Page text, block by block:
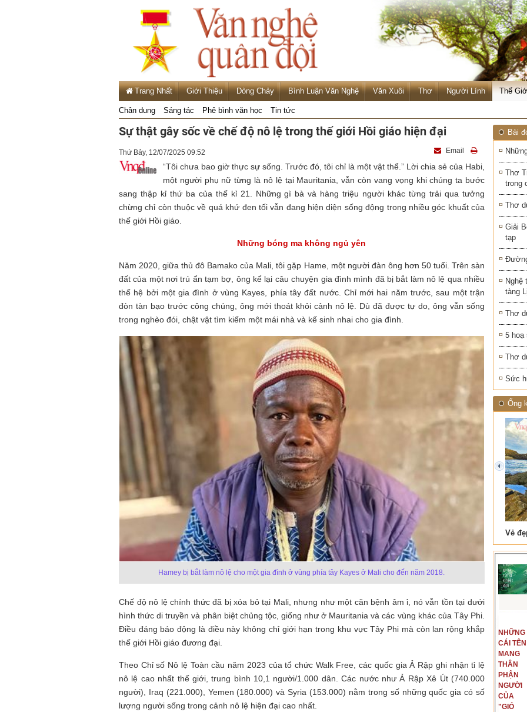
Trang Nhất Giới Thiệu Dòng Chảy Bình Luận Văn Nghệ Văn Xuôi Thơ Người Lính Thế
Chân dung Sáng tác Phê bình văn học Tin tức
Sự thật gây sốc về chế độ nô lệ trong thế giới Hồi giáo hiện đại
Thứ Bảy, 12/07/2025 09:52 Email
“Tôi chưa bao giờ thực sự sống. Trước đó, tôi chỉ là một vật thể.” Lời chia sẻ của Habi,
một người phụ nữ từng là nô lệ tại Mauritania, vẫn còn vang vọng khi chúng ta bước
sang thập kỉ thứ ba của thế kỉ 21. Những gì bà và hàng triệu người khác từng trải qua tưởng
chừng chỉ còn thuộc về quá khứ đen tối vẫn đang hiện diện sống động trong nhiều góc khuất của
thế giới Hồi giáo.
Những bóng ma không ngủ yên
Năm 2020, giữa thủ đô Bamako của Mali, tôi gặp Hame, một người đàn ông hơn 50 tuổi. Trên sàn
đất của một nơi trú ẩn tạm bợ, ông kể lại câu chuyện gia đình mình đã bị bắt làm nô lệ qua nhiều
thế hệ bởi một gia đình ở vùng Kayes, phía tây đất nước. Chỉ mới hai năm trước, sau một trận
đòn tàn bạo trước công chúng, ông mới thoát khỏi cảnh nô lệ. Dù đã được tự do, ông vẫn sống
trong nghèo đói, chật vật tìm kiếm một mái nhà và kế sinh nhai cho gia đình.
Hamey bị bắt làm nô lệ cho một gia đình ở vùng phía tây Kayes ở Mali cho đến năm 2018.
Chế độ nô lệ chính thức đã bị xóa bỏ tại Mali, nhưng như một căn bệnh âm ỉ, nó vẫn tồn tại dưới
hình thức di truyền và phân biệt chủng tộc, giống như ở Mauritania và các vùng khác của Tây Phi.
Điều đáng báo động là điều này không chỉ giới hạn trong khu vực Tây Phi mà còn lan rộng khắp
thế giới Hồi giáo đương đại.
Theo Chỉ số Nô lệ Toàn cầu năm 2023 của tổ chức Walk Free, các quốc gia Ả Rập ghi nhận tỉ lệ
nô lệ cao nhất thế giới, trung bình 10,1 người/1.000 dân. Các nước như Ả Rập Xê Út (740.000
người), Iraq (221.000), Yemen (180.000) và Syria (153.000) nằm trong số những quốc gia có số
lượng người sống trong cảnh nô lệ hiện đại cao nhất.
Bài
Thơ
trong
Thơ
Giải
tạp
Nghệ
tàng
Thơ
5 hoạ
Thơ
Sức
Ống
Mùa xanh Tam Cốc Lẫm liệt Hải Vân quan
prev
NHỮNG
NGƯỜI
NHỮNG
CHUYỆN
Tôi từng hình dung viết văn là
công việc của sự hư cấu, một
hành trình phác dựng thế giới từ
do tạo hình mọi thứ theo ý mình...
(TRẦN THỊ TÚ NGỌC)
NGUYÊN
LÀ
NHỮNG
ĐÃ PHẤT
Là người đi dọc biên giới phía
Bắc, tôi có thế mạnh khi hình
ANH)
NHỮNG
CÁI TÊN
MANG
THÂN
PHẬN
NGƯỜI
CỦA
"GIÓ